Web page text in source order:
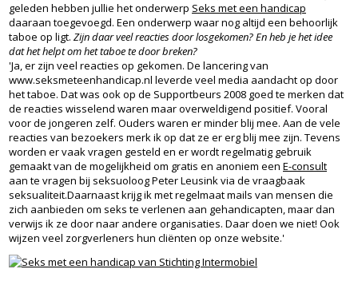
geleden hebben jullie het onderwerp Seks met een handicap
daaraan toegevoegd. Een onderwerp waar nog altijd een behoorlijk
taboe op ligt. Zijn daar veel reacties door losgekomen? En heb je het idee
dat het helpt om het taboe te door breken?
'Ja, er zijn veel reacties op gekomen. De lancering van
www.seksmeteenhandicap.nl leverde veel media aandacht op door
het taboe. Dat was ook op de Supportbeurs 2008 goed te merken dat
de reacties wisselend waren maar overweldigend positief. Vooral
voor de jongeren zelf. Ouders waren er minder blij mee. Aan de vele
reacties van bezoekers merk ik op dat ze er erg blij mee zijn. Tevens
worden er vaak vragen gesteld en er wordt regelmatig gebruik
gemaakt van de mogelijkheid om gratis en anoniem een E-consult
aan te vragen bij seksuoloog Peter Leusink via de vraagbaak
seksualiteit.Daarnaast krijg ik met regelmaat mails van mensen die
zich aanbieden om seks te verlenen aan gehandicapten, maar dan
verwijs ik ze door naar andere organisaties. Daar doen we niet! Ook
wijzen veel zorgverleners hun cliënten op onze website.'